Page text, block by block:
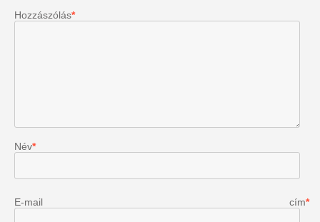
Hozzászólás*
Név*
E-mail cím*